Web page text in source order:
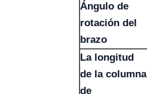
Ángulo de
rotación del
brazo
La longitud
de la columna
de